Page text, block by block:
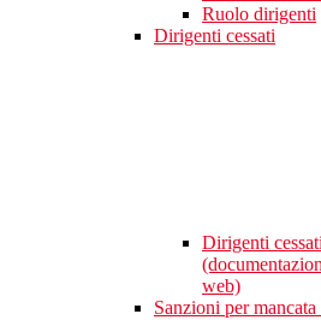
Ruolo dirigenti
Dirigenti cessati
Dirigenti
web)
Sanzioni per